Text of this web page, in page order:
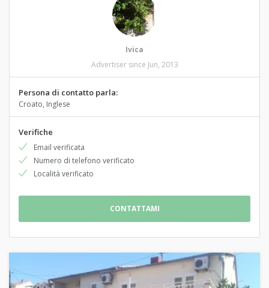
Ivica
Advertiser since Jun, 2013
Persona di contatto parla:
Croato, Inglese
Verifiche
Email verificata
Numero di telefono verificato
Località verificato
CONTATTAMI